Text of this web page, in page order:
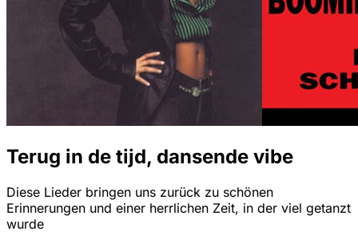
Terug in de tijd, dansende vibe
Diese Lieder bringen uns zurück zu schönen
Erinnerungen und einer herrlichen Zeit, in der viel getanzt
wurde